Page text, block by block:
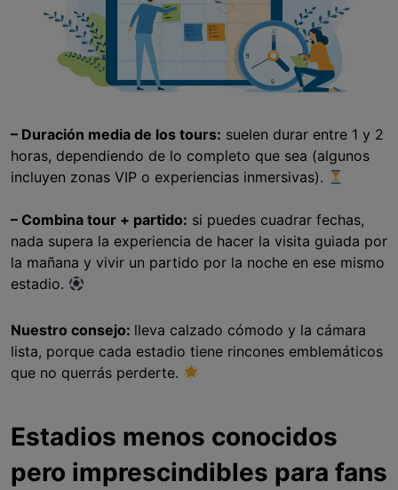
– Duración media de los tours: suelen durar entre 1 y 2
horas, dependiendo de lo completo que sea (algunos
incluyen zonas VIP o experiencias inmersivas).
– Combina tour + partido: si puedes cuadrar fechas,
nada supera la experiencia de hacer la visita guiada por
la mañana y vivir un partido por la noche en ese mismo
estadio.
Nuestro consejo: lleva calzado cómodo y la cámara
lista, porque cada estadio tiene rincones emblemáticos
que no querrás perderte.
Estadios menos conocidos
pero imprescindibles para fans